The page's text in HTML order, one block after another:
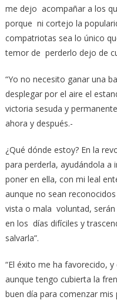
me dejo acompañar a los
porque ni cortejo la
compatriotas sea lo único
temor de perderlo dejo de
“Yo no necesito ganar una
desplegar por el aire el
victoria sesuda y
ahora y después.-
¿Qué dónde estoy? En la
para perderla, ayudándola a
poner en ella, con mi leal
aunque no sean
vista o mala voluntad,
en los días difíciles y
salvarla”.
“El éxito me ha favorecido,
aunque tengo cubierta la
buen día para comenzar mis